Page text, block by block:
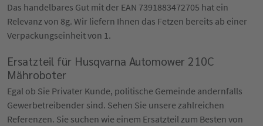
Das handelbares Gut mit der EAN 7391883472705 hat ein
Relevanz von 8g. Wir liefern Ihnen das Fetzen bereits ab einer
Verpackungseinheit von 1.
Ersatzteil für Husqvarna Automower 210C
Mähroboter
Egal ob Sie Privater Kunde, politische Gemeinde andernfalls
Gewerbetreibender sind. Sehen Sie unsere zahlreichen
Referenzen. Sie suchen wie einem Ersatzteil zum Besten von